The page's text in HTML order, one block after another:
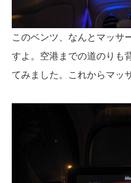
このベンツ、なんとマッサ
すよ。空港までの道のりも
てみました。これからマッ